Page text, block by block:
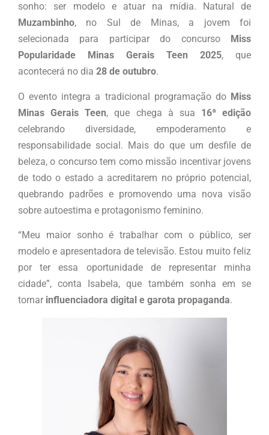
sonho: ser modelo e atuar na mídia. Natural de
Muzambinho, no Sul de Minas, a jovem foi
selecionada para participar do concurso Miss
Popularidade Minas Gerais Teen 2025, que
acontecerá no dia 28 de outubro.
O evento integra a tradicional programação do Miss
Minas Gerais Teen, que chega à sua 16ª edição
celebrando diversidade, empoderamento e
responsabilidade social. Mais do que um desfile de
beleza, o concurso tem como missão incentivar jovens
de todo o estado a acreditarem no próprio potencial,
quebrando padrões e promovendo uma nova visão
sobre autoestima e protagonismo feminino.
“Meu maior sonho é trabalhar com o público, ser
modelo e apresentadora de televisão. Estou muito feliz
por ter essa oportunidade de representar minha
cidade”, conta Isabela, que também sonha em se
tornar influenciadora digital e garota propaganda.